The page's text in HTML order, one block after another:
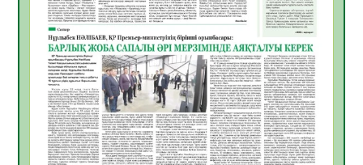
департаменті 20 мыңнан астам
көрерменнің қауіпсіздігін қамтамасыз етті
06.08.2026
54
ҚЫЗЫЛОРДАДА «САНАЛЫ ҰРПАҚ –
ЖАРҚЫН БОЛАШАҚ» АТТЫ КЕҢЕЙТІЛГЕН
МӘЖІЛІС ӨТТІ
05.08.2026
53